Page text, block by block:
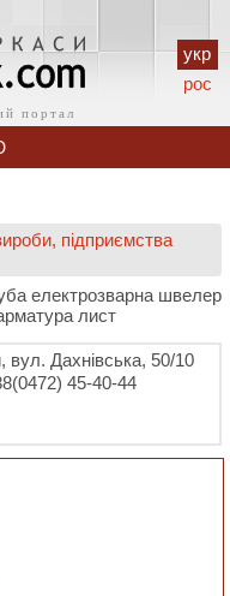
укр
рос
підприємства
електрозварна швелер
лист
вул. Дахнівська, 50/10
45-40-44